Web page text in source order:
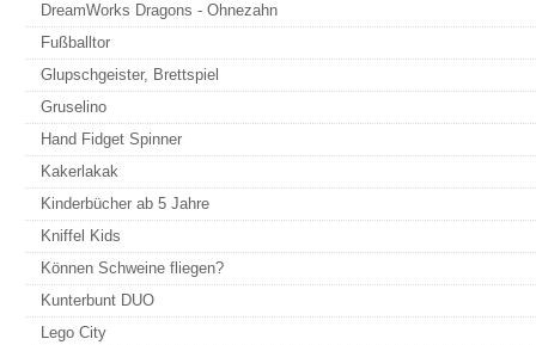
DreamWorks Dragons - Ohnezahn
Fußballtor
Glupschgeister, Brettspiel
Gruselino
Hand Fidget Spinner
Kakerlakak
Kinderbücher ab 5 Jahre
Kniffel Kids
Können Schweine fliegen?
Kunterbunt DUO
Lego City